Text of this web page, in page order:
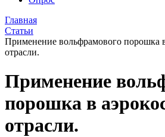
Главная
Статьи
Применение вольфрамового порошка
отрасли.
Применение
порошка в
отрасли.